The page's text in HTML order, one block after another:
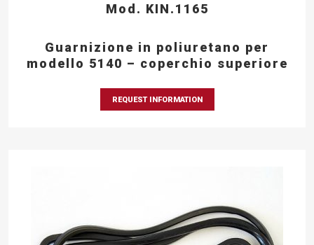
Mod. KIN.1165
Guarnizione in poliuretano per
modello 5140 – coperchio superiore
REQUEST INFORMATION